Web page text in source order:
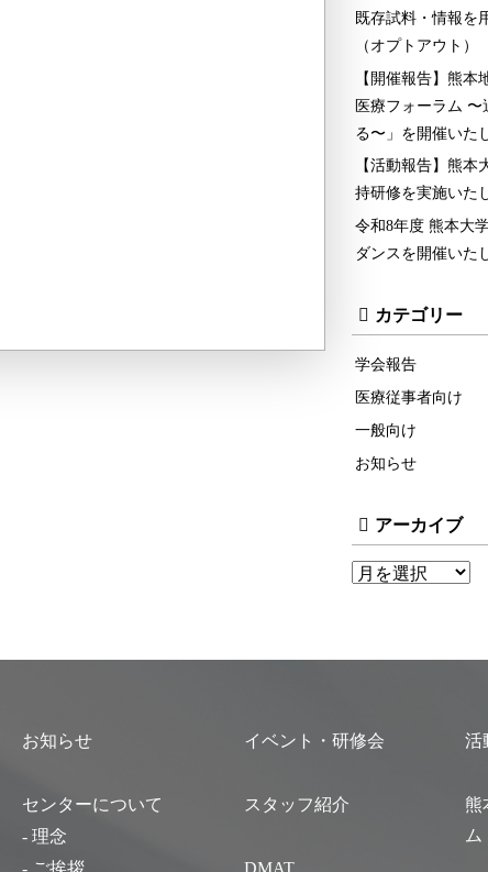
既存試料・情報を
（オプトアウト）
【開催報告】熊
医療フォーラム 〜
る〜」を開催いた
【活動報告】熊
持研修を実施いた
令和8年度 熊本大
ダンスを開催いた
カテゴリー
学会報告
医療従事者向け
一般向け
お知らせ
アーカイブ
お知らせ
センターについて
- 理念
- ご挨拶
イベント・研修会
スタッフ紹介
DMAT
活
熊
ム